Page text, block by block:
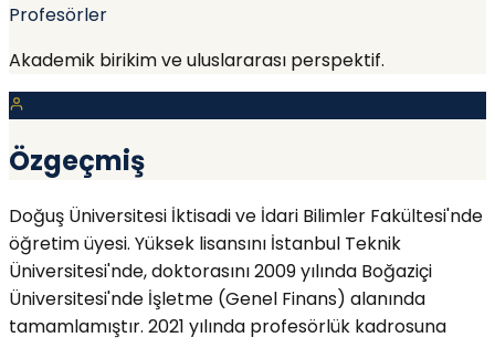
Profesörler
Akademik birikim ve uluslararası perspektif.
Özgeçmiş
Doğuş Üniversitesi İktisadi ve İdari Bilimler Fakültesi'nde
öğretim üyesi. Yüksek lisansını İstanbul Teknik
Üniversitesi'nde, doktorasını 2009 yılında Boğaziçi
Üniversitesi'nde İşletme (Genel Finans) alanında
tamamlamıştır. 2021 yılında profesörlük kadrosuna